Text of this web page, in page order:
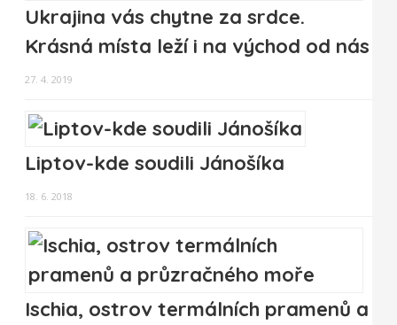
Ukrajina vás chytne za srdce.
Krásná místa leží i na východ od nás
27. 4. 2019
Liptov-kde soudili Jánošíka
18. 6. 2018
Ischia, ostrov termálních pramenů a